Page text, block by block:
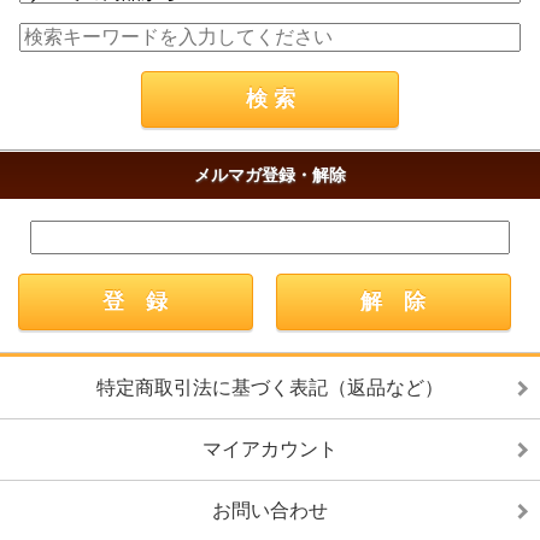
メルマガ登録・解除
特定商取引法に基づく表記（返品など）
マイアカウント
お問い合わせ